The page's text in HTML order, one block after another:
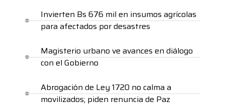
Invierten Bs 676 mil en insumos agrícolas
para afectados por desastres
Magisterio urbano ve avances en diálogo
con el Gobierno
Abrogación de Ley 1720 no calma a
movilizados; piden renuncia de Paz